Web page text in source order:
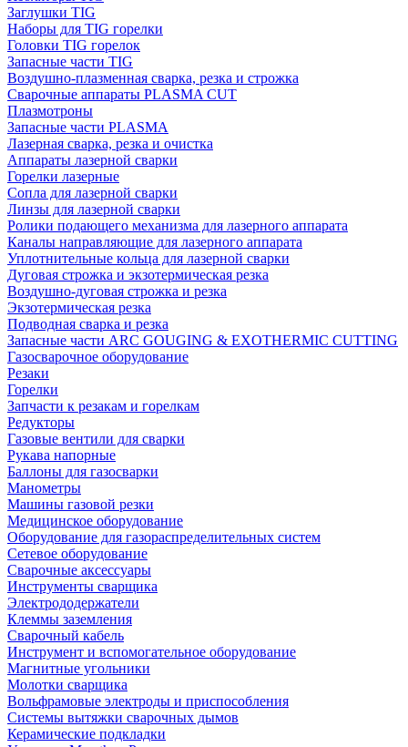
Заглушки TIG
Наборы для TIG горелки
Головки TIG горелок
Запасные части TIG
Воздушно-плазменная сварка, резка и строжка
Сварочные аппараты PLASMA CUT
Плазмотроны
Запасные части PLASMA
Лазерная сварка, резка и очистка
Аппараты лазерной сварки
Горелки лазерные
Сопла для лазерной сварки
Линзы для лазерной сварки
Ролики подающего механизма для лазерного аппарата
Каналы направляющие для лазерного аппарата
Уплотнительные кольца для лазерной сварки
Дуговая строжка и экзотермическая резка
Воздушно-дуговая строжка и резка
Экзотермическая резка
Подводная сварка и резка
Запасные части ARC GOUGING & EXOTHERMIC CUTTING
Газосварочное оборудование
Резаки
Горелки
Запчасти к резакам и горелкам
Редукторы
Газовые вентили для сварки
Рукава напорные
Баллоны для газосварки
Манометры
Машины газовой резки
Медицинское оборудование
Оборудование для газораспределительных систем
Сетевое оборудование
Сварочные аксессуары
Инструменты сварщика
Электрододержатели
Клеммы заземления
Сварочный кабель
Инструмент и вспомогательное оборудование
Магнитные угольники
Молотки сварщика
Вольфрамовые электроды и приспособления
Системы вытяжки сварочных дымов
Керамические подкладки